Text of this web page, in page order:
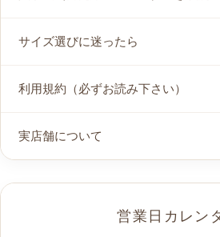
サイズ選びに迷ったら
利用規約（必ずお読み下さい）
実店舗について
営業日カレン